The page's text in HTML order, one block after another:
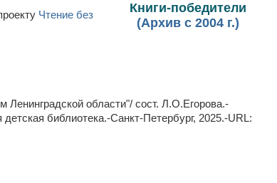
Чтение без
Книги-победители
(Архив с 2004 г.)
Ленинградской области"/ сост. Л.О.Егорова.-
библиотека.-Санкт-Петербург, 2025.-URL: